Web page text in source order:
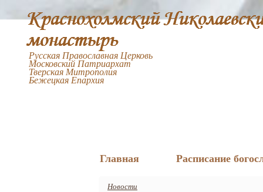
Русская Православная Церковь
Московский Патриархат
Тверская Митрополия
Бежецкая Епархия
Главная Расписание
Новости